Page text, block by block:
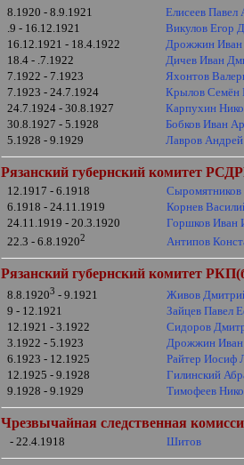
8.1920 - 8.9.1921
Елисеев Павел
.9 - 16.12.1921
Викулов Егор
16.12.1921 - 18.4.1922
Дрожжин Иван
18.4 - .7.1922
Дичев Иван
7.1922 - 7.1923
Яхонтов
7.1923 - 24.7.1924
Крылов Семён
24.7.1924 - 30.8.1927
Карпухин
30.8.1927 - 5.1928
Бобков Иван
5.1928 - 9.1929
Лавров
Рязанский губернский комитет
12.1917 - 6.1918
6.1918 - 24.11.1919
Корнев
24.11.1919 - 20.3.1920
Горшков Иван
22.3 - 6.8.19202 Антипов
Рязанский губернский комитет
8.8.19203 - 9.1921
Живов
9 - 12.1921
Зайцев Павел
12.1921 - 3.1922
Сидоров
3.1922 - 5.1923
Дрожжин Иван
6.1923 - 12.1925
Райтер Иосиф
12.1925 - 9.1928
Гилинский
9.1928 - 9.1929
Тимофеев
Чрезвычайная следственная
- 22.4.1918 Шитов